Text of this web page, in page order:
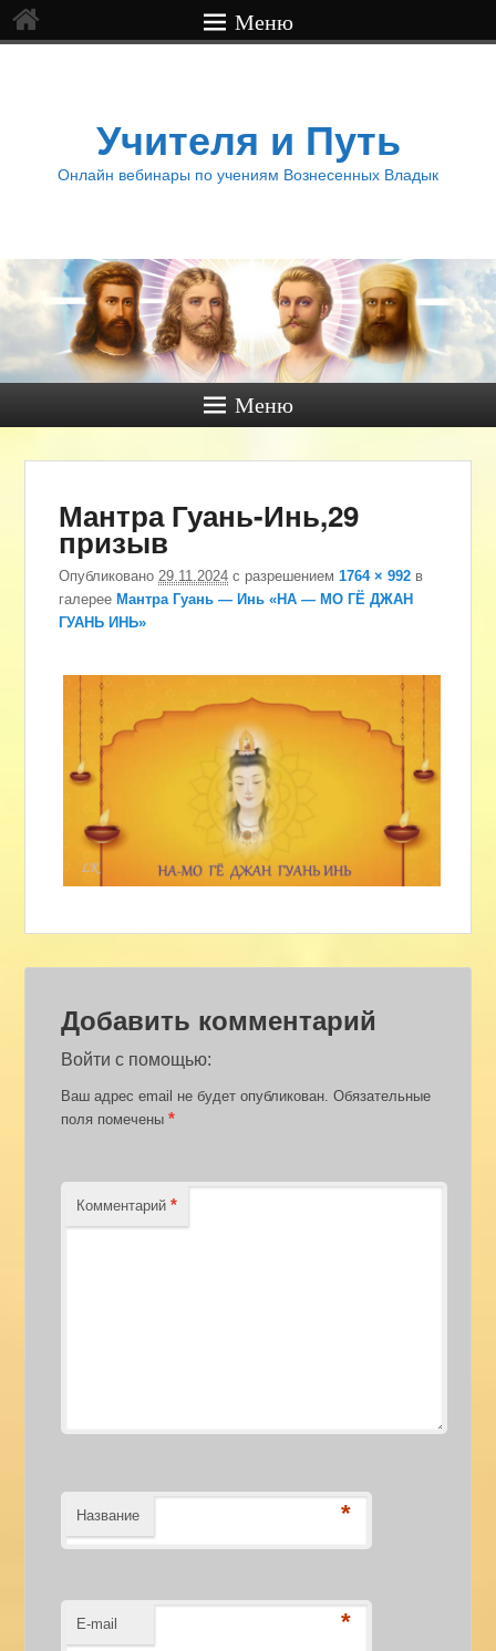
Меню
Учителя и Путь
Онлайн вебинары по учениям Вознесенных Владык
Меню
Мантра Гуань-Инь,29
призыв
Опубликовано 29.11.2024 с разрешением1764 × 992 в
галерееМантра Гуань — Инь «НА — МО ГЁ ДЖАН
ГУАНЬ ИНЬ»
Добавить комментарий
Войти с помощью:
Ваш адрес email не будет опубликован. Обязательные
поля помечены*
Комментарий*
Название *
E-mail *